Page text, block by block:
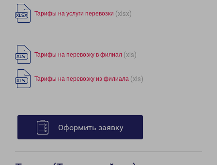
Тарифы на услуги перевозки (xlsx)
Тарифы на перевозку в филиал (xls)
Тарифы на перевозку из филиала (xls)
Оформить заявку